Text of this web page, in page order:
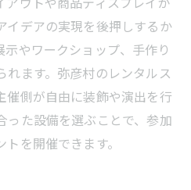
イデアの実現を後押しするか
示やワークショップ、手作り
れます。弥彦村のレンタルス
催側が自由に装飾や演出を行
った設備を選ぶことで、参加
を開催できます。